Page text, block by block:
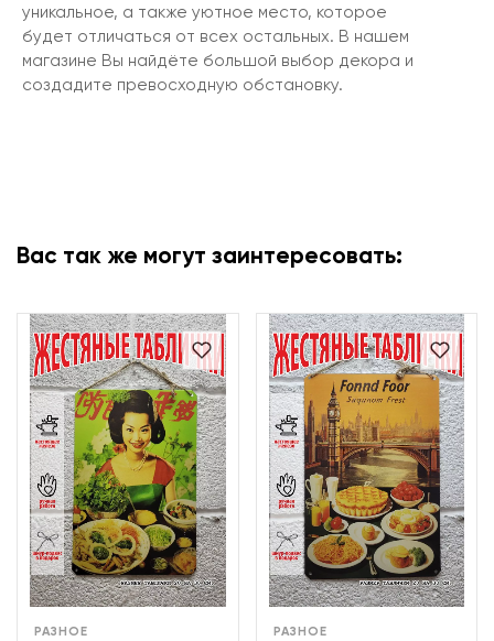
уникальное, а также уютное место, которое
будет отличаться от всех остальных. В нашем
магазине Вы найдёте большой выбор декора и
создадите превосходную обстановку.
Вас так же могут заинтересовать:
РАЗНОЕ РАЗНОЕ